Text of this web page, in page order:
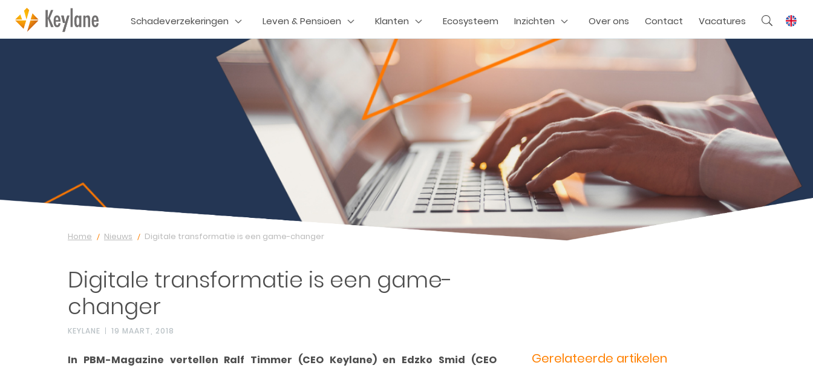
Schadeverzekeringen Leven & Pensioen Klanten Ecosysteem Inzichten Over ons Contact Vacatures
Home Nieuws Digitale transformatie is een game-changer
Digitale transformatie is een game-
changer
KEYLANE 19 MAART, 2018
In PBM-Magazine vertellen Ralf Timmer (CEO Keylane) en Edzko Smid (CEO
Gerelateerde artikelen